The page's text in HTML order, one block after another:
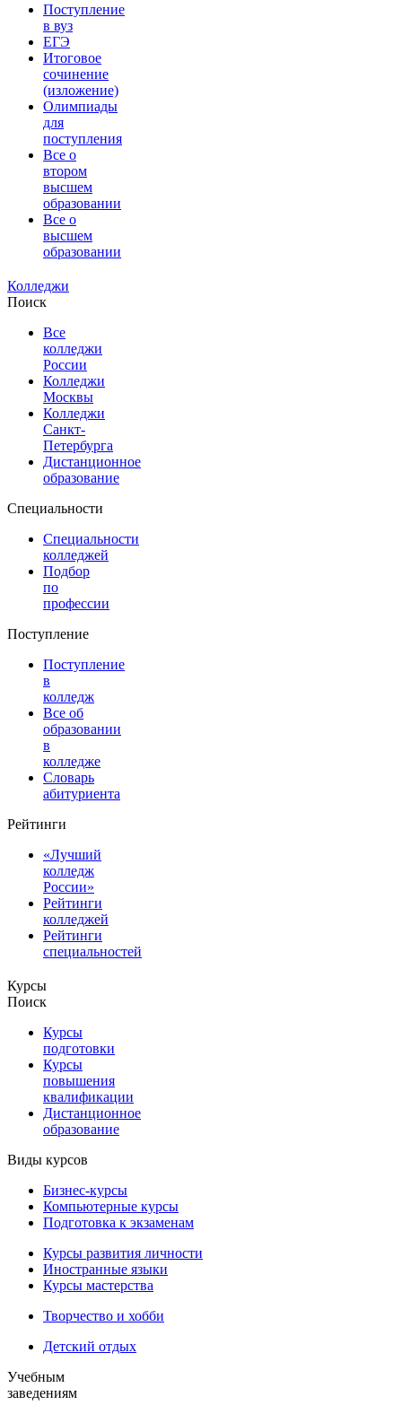
Поступление
в вуз
ЕГЭ
Итоговое
сочинение
(изложение)
Олимпиады
для
поступления
Все о
втором
высшем
образовании
Все о
высшем
образовании
Колледжи
Поиск
Все
колледжи
России
Колледжи
Москвы
Колледжи
Санкт-
Петербурга
Дистанционное
образование
Специальности
Специальности
колледжей
Подбор
по
профессии
Поступление
Поступление
в
колледж
Все об
образовании
в
колледже
Словарь
абитуриента
Рейтинги
«Лучший
колледж
России»
Рейтинги
колледжей
Рейтинги
специальностей
Курсы
Поиск
Курсы
подготовки
Курсы
повышения
квалификации
Дистанционное
образование
Виды курсов
Бизнес-курсы
Компьютерные курсы
Подготовка к экзаменам
Курсы развития личности
Иностранные языки
Курсы мастерства
Творчество и хобби
Детский отдых
Учебным
заведениям